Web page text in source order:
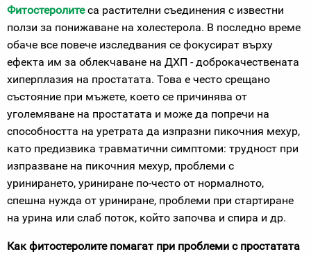
Фитостеролитеса растителни съединения с известни
ползи за понижаване на холестерола. В последно време
обаче все повече изследвания се фокусират върху
ефекта им за облекчаване на ДХП - доброкачествената
хиперплазия на простатата. Това е често срещано
състояние при мъжете, което се причинява от
уголемяване на простатата и може да попречи на
способността на уретрата да изпразни пикочния мехур,
като предизвика травматични симптоми: трудност при
изпразване на пикочния мехур, проблеми с
уринирането, уриниране по-често от нормалното,
спешна нужда от уриниране, проблеми при стартиране
на урина или слаб поток, който започва и спира и др.
Как фитостеролите помагат при проблеми с простатата